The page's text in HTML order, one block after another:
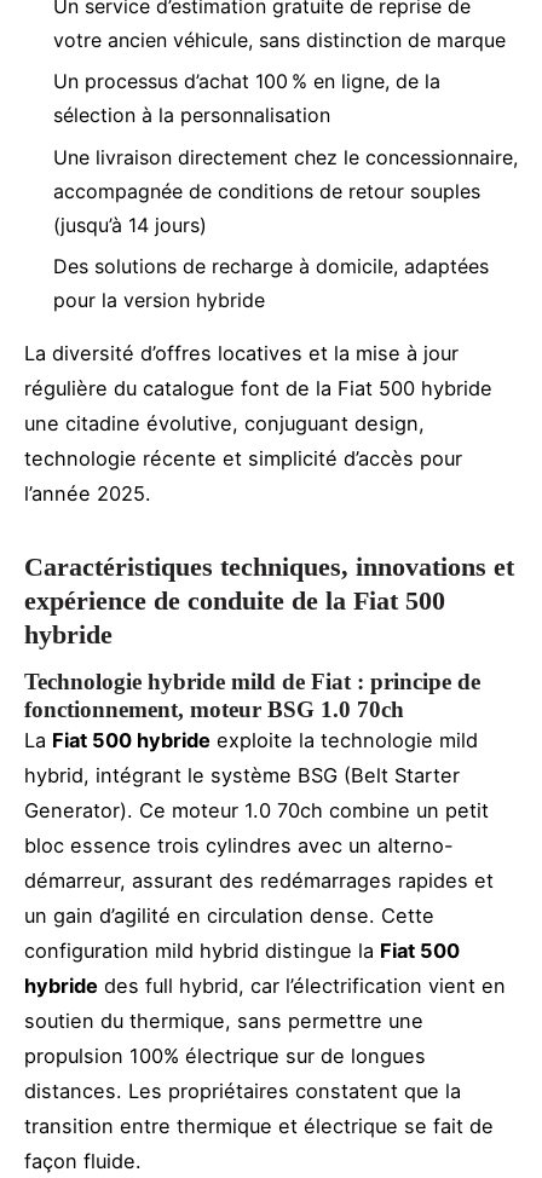
Un service d’estimation gratuite de reprise de
votre ancien véhicule, sans distinction de marque
Un processus d’achat 100 % en ligne, de la
sélection à la personnalisation
Une livraison directement chez le concessionnaire,
accompagnée de conditions de retour souples
(jusqu’à 14 jours)
Des solutions de recharge à domicile, adaptées
pour la version hybride
La diversité d’offres locatives et la mise à jour
régulière du catalogue font de la Fiat 500 hybride
une citadine évolutive, conjuguant design,
technologie récente et simplicité d’accès pour
l’année 2025.
Caractéristiques techniques, innovations et
expérience de conduite de la Fiat 500
hybride
Technologie hybride mild de Fiat : principe de
fonctionnement, moteur BSG 1.0 70ch
La Fiat 500 hybride exploite la technologie mild
hybrid, intégrant le système BSG (Belt Starter
Generator). Ce moteur 1.0 70ch combine un petit
bloc essence trois cylindres avec un alterno-
démarreur, assurant des redémarrages rapides et
un gain d’agilité en circulation dense. Cette
configuration mild hybrid distingue la Fiat 500
hybride des full hybrid, car l’électrification vient en
soutien du thermique, sans permettre une
propulsion 100% électrique sur de longues
distances. Les propriétaires constatent que la
transition entre thermique et électrique se fait de
façon fluide.